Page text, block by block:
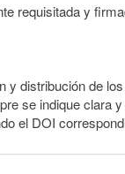
requisitada y
y distribución de
se indique clara
el DOI